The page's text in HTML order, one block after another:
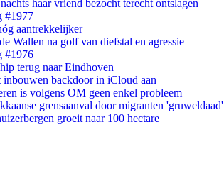
haar vriend bezocht terecht ontslagen
#1977
aantrekkelijker
Wallen na golf van diefstal en agressie
#1976
terug naar Eindhoven
backdoor in iCloud aan
is volgens OM geen enkel probleem
grensaanval door migranten 'gruweldaad'
groeit naar 100 hectare